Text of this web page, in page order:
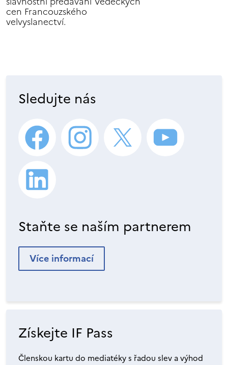
cen Francouzského
velvyslanectví.
Sledujte nás
Staňte se naším partnerem
Více informací
Získejte IF Pass
Členskou kartu do mediatéky s řadou slev a výhod